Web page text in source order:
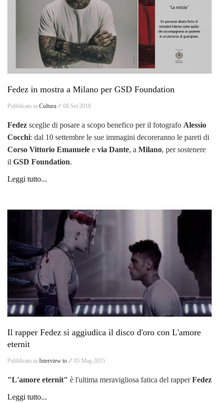
Fedez in mostra a Milano per GSD Foundation
Pubblicato in Cultura ⁄ 08 Set 2018
Fedez sceglie di posare a scopo benefico per il fotografo Alessio
Cocchi: dal 10 settembre le sue immagini decoreranno le pareti di
Corso Vittorio Emanuele e via Dante, a Milano, per sostenere
il GSD Foundation.
Leggi tutto...
Il rapper Fedez si aggiudica il disco d'oro con L'amore
eternit
Pubblicato in Interview to ⁄ 05 Mag 2015
"L'amore eternit" è l'ultima meravigliosa fatica del rapperFedez
Leggi tutto...